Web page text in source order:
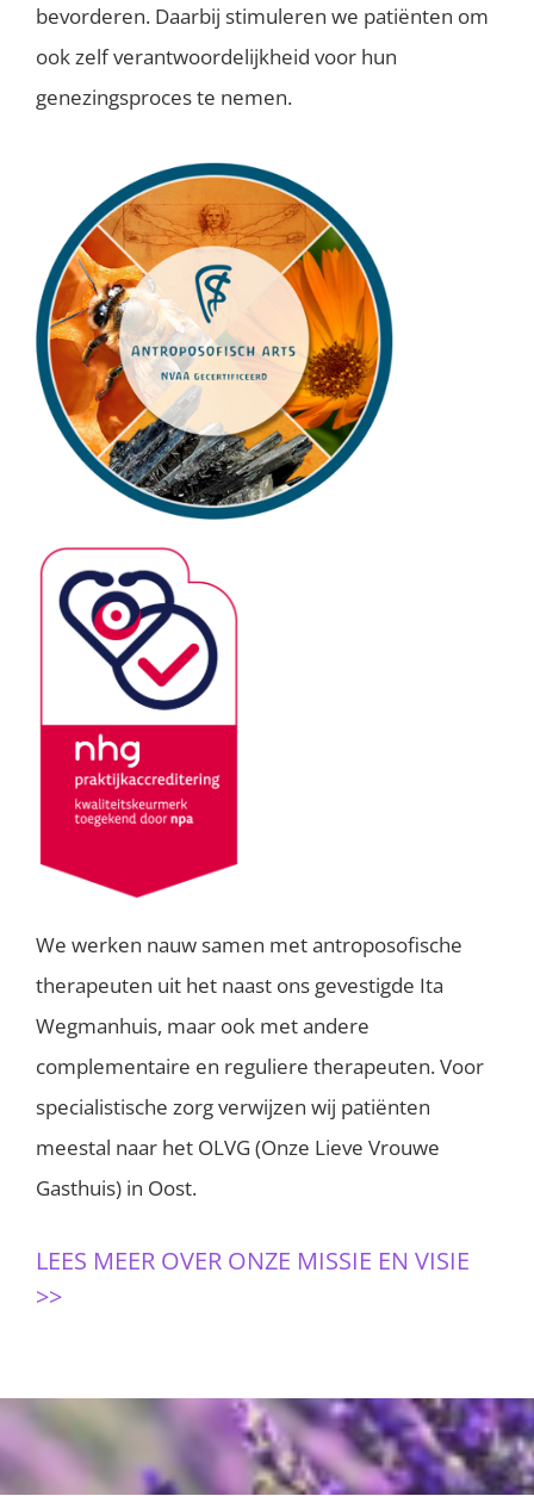
bevorderen. Daarbij stimuleren we patiënten om
ook zelf verantwoordelijkheid voor hun
genezingsproces te nemen.
We werken nauw samen met antroposofische
therapeuten uit het naast ons gevestigde Ita
Wegmanhuis, maar ook met andere
complementaire en reguliere therapeuten. Voor
specialistische zorg verwijzen wij patiënten
meestal naar het OLVG (Onze Lieve Vrouwe
Gasthuis) in Oost.
LEES MEER OVER ONZE MISSIE EN VISIE
>>